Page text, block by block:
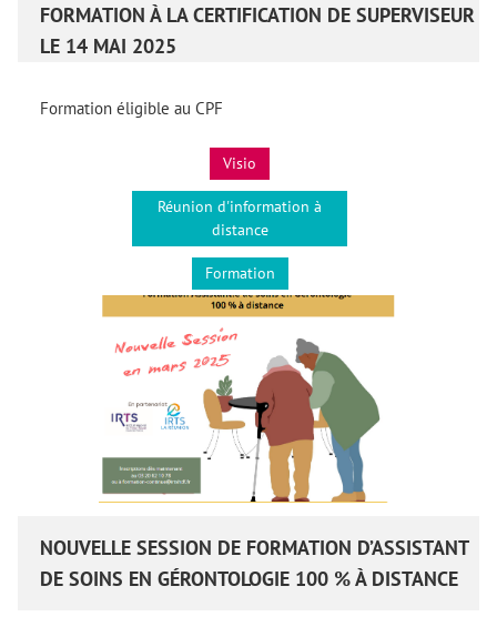
FORMATION À LA CERTIFICATION DE SUPERVISEUR
LE 14 MAI 2025
Formation éligible au CPF
Visio
Réunion d'information à
distance
Formation
NOUVELLE SESSION DE FORMATION D’ASSISTANT
DE SOINS EN GÉRONTOLOGIE 100 % À DISTANCE